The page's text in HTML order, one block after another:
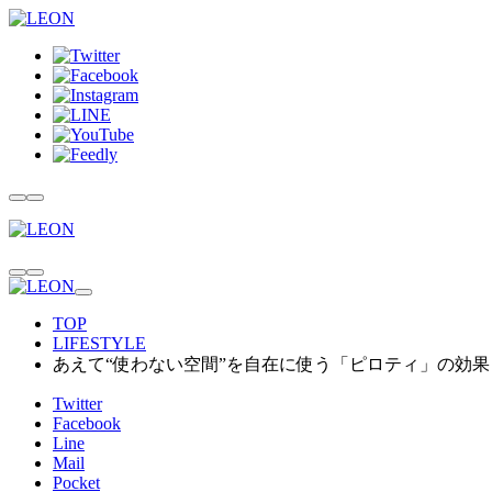
TOP
LIFESTYLE
あえて“使わない空間”を自在に使う「ピロティ」の効
Twitter
Facebook
Line
Mail
Pocket